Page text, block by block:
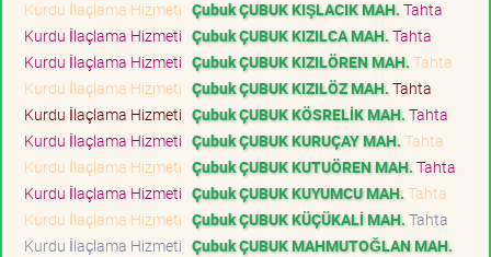
Kurdu İlaçlama Hizmeti Çubuk ÇUBUK KIŞLACIK MAH. Tahta
Kurdu İlaçlama Hizmeti Çubuk ÇUBUK KIZILCA MAH. Tahta
Kurdu İlaçlama Hizmeti Çubuk ÇUBUK KIZILÖREN MAH. Tahta
Kurdu İlaçlama Hizmeti Çubuk ÇUBUK KIZILÖZ MAH. Tahta
Kurdu İlaçlama Hizmeti Çubuk ÇUBUK KÖSRELİK MAH. Tahta
Kurdu İlaçlama Hizmeti Çubuk ÇUBUK KURUÇAY MAH. Tahta
Kurdu İlaçlama Hizmeti Çubuk ÇUBUK KUTUÖREN MAH. Tahta
Kurdu İlaçlama Hizmeti Çubuk ÇUBUK KUYUMCU MAH. Tahta
Kurdu İlaçlama Hizmeti Çubuk ÇUBUK KÜÇÜKALİ MAH. Tahta
Kurdu İlaçlama Hizmeti Çubuk ÇUBUK MAHMUTOĞLAN MAH.